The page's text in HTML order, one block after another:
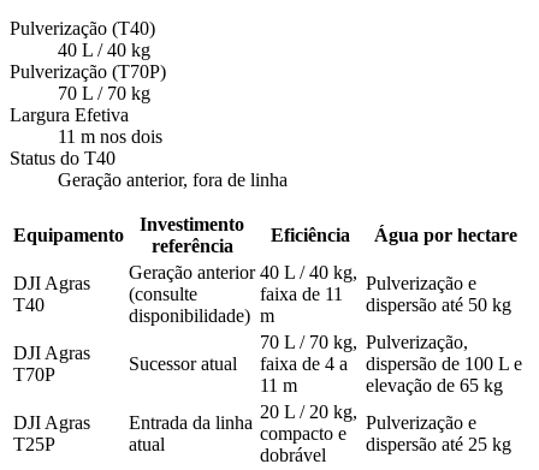
Pulverização (T40)
40 L / 40 kg
Pulverização (T70P)
70 L / 70 kg
Largura Efetiva
11 m nos dois
Status do T40
Geração anterior, fora de linha
Equipamento
Investimento
referência
Eficiência Água por hectare
DJI Agras
T40
Geração anterior
(consulte
disponibilidade)
40 L / 40 kg,
faixa de 11
m
Pulverização e
dispersão até 50 kg
DJI Agras
T70P
Sucessor atual
70 L / 70 kg,
faixa de 4 a
11 m
Pulverização,
dispersão de 100 L e
elevação de 65 kg
DJI Agras
T25P
Entrada da linha
atual
20 L / 20 kg,
compacto e
dobrável
Pulverização e
dispersão até 25 kg